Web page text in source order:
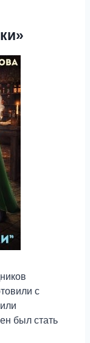
с
был стать